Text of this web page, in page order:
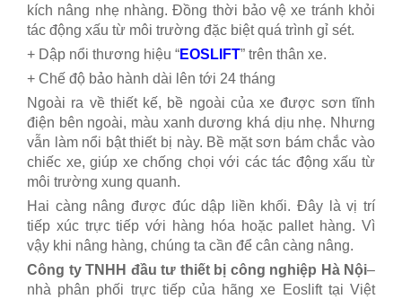
kích nâng nhẹ nhàng. Đồng thời bảo vệ xe tránh khỏi
tác động xấu từ môi trường đặc biệt quá trình gỉ sét.
+ Dập nổi thương hiệu “EOSLIFT” trên thân xe.
+ Chế độ bảo hành dài lên tới 24 tháng
Ngoài ra về thiết kế, bề ngoài của xe được sơn tĩnh
điện bên ngoài, màu xanh dương khá dịu nhẹ. Nhưng
vẫn làm nổi bật thiết bị này. Bề mặt sơn bám chắc vào
chiếc xe, giúp xe chống chọi với các tác động xấu từ
môi trường xung quanh.
Hai càng nâng được đúc dập liền khối. Đây là vị trí
tiếp xúc trực tiếp với hàng hóa hoặc pallet hàng. Vì
vậy khi nâng hàng, chúng ta cần để cân càng nâng.
Công ty TNHH đầu tư thiết bị công nghiệp Hà Nội–
nhà phân phối trực tiếp của hãng xe Eoslift tại Việt